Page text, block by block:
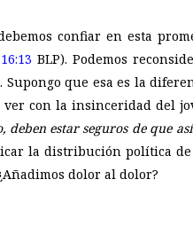
confiar en esta
BLP). Podemos
que esa es la
ver con la insinceridad del
estar seguros de que así
la distribución política
dolor al dolor?